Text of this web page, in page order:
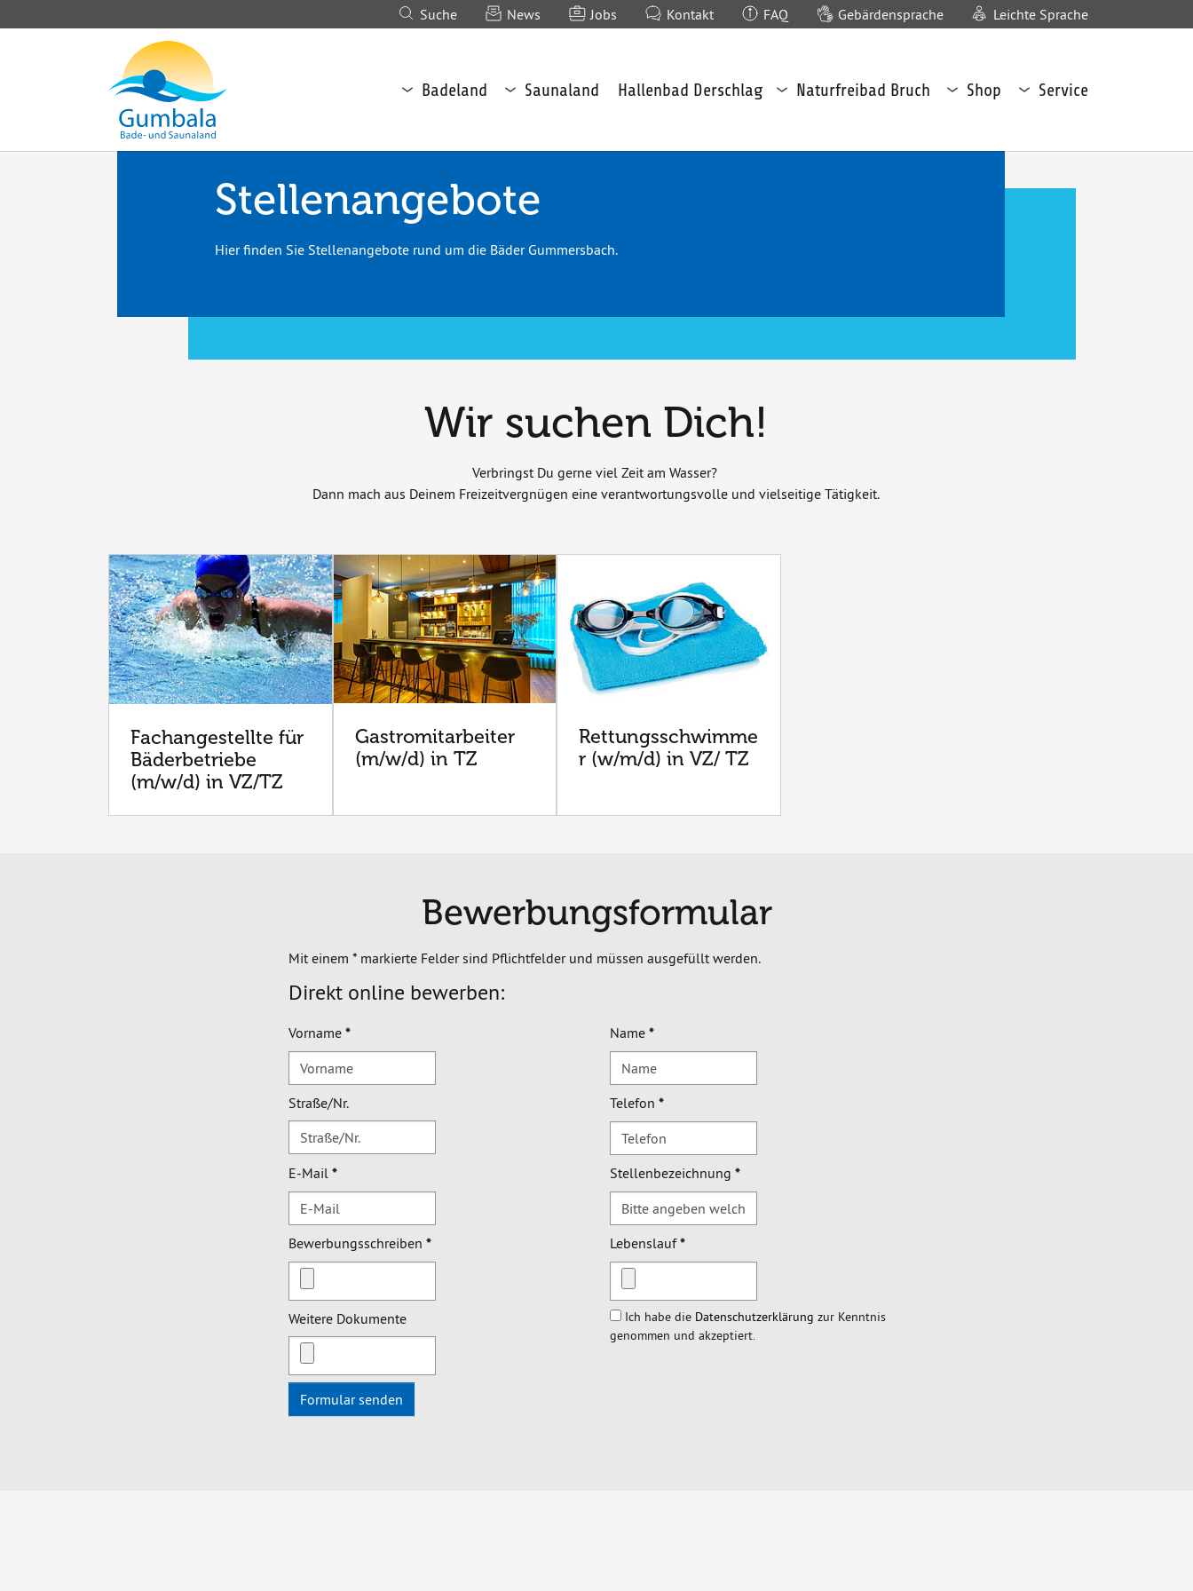
Suche News Jobs (current) Kontakt FAQ Gebärdensprache
Leichte Sprache
Zum Hauptinhalt springen
Untermenü
Badeland
Untermenü
Saunaland Hallenbad Derschlag
Untermenü
Naturfreibad Bruch
Untermenü
Shop
Untermenü
Service
Stellenangebote
Hier finden Sie Stellenangebote rund um die Bäder Gummersbach.
Wir suchen Dich!
Verbringst Du gerne viel Zeit am Wasser?
Dann mach aus Deinem Freizeitvergnügen eine verantwortungsvolle und vielseitige Tätigkeit.
Fachangestellte für
Bäderbetriebe
(m/w/d) in VZ/TZ
Gastromitarbeiter
(m/w/d) in TZ
Rettungsschwimme
r (w/m/d) in VZ/ TZ
Bewerbungsformular
Mit einem * markierte Felder sind Pflichtfelder und müssen ausgefüllt werden.
Direkt online bewerben:
Vorname* Name *
Straße/Nr. Telefon *
E-Mail* Stellenbezeichnung *
Bewerbungsschreiben* Lebenslauf*
Weitere Dokumente Ich habe die Datenschutzerklärung zur Kenntnis
genommen und akzeptiert.